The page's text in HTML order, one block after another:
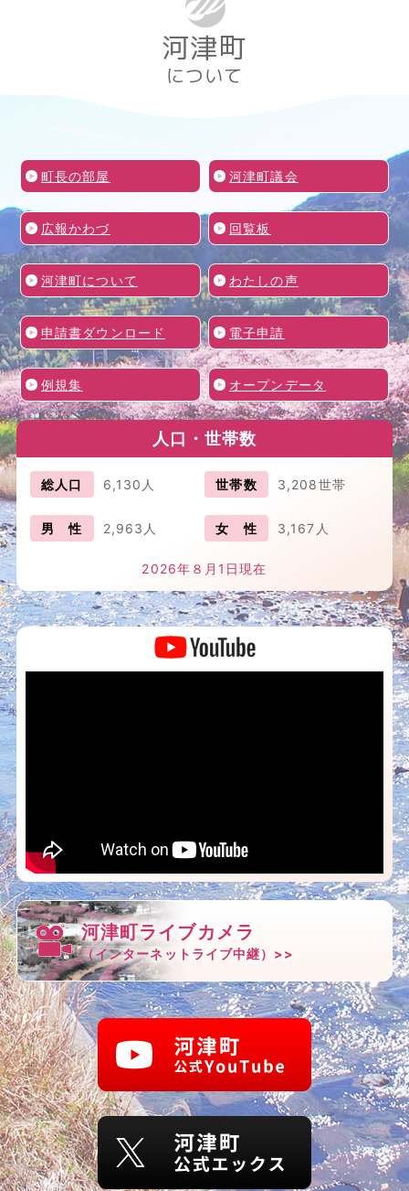
河津町
について
町長の部屋 河津町議会
広報かわづ 回覧板
河津町について わたしの声
申請書ダウンロード 電子申請
例規集 オープンデータ
人口・世帯数
総人口 6,130人 世帯数 3,208世帯
男 性 2,963人 女 性 3,167人
2026年８月1日現在
河津町ライブカメラ
（インターネットライブ中継）>>